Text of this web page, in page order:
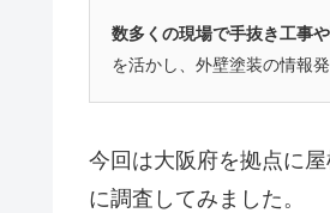
数多くの現場で手抜き工事
を活かし、外壁塗装の情報
今回は大阪府を拠点に
に調査してみました。